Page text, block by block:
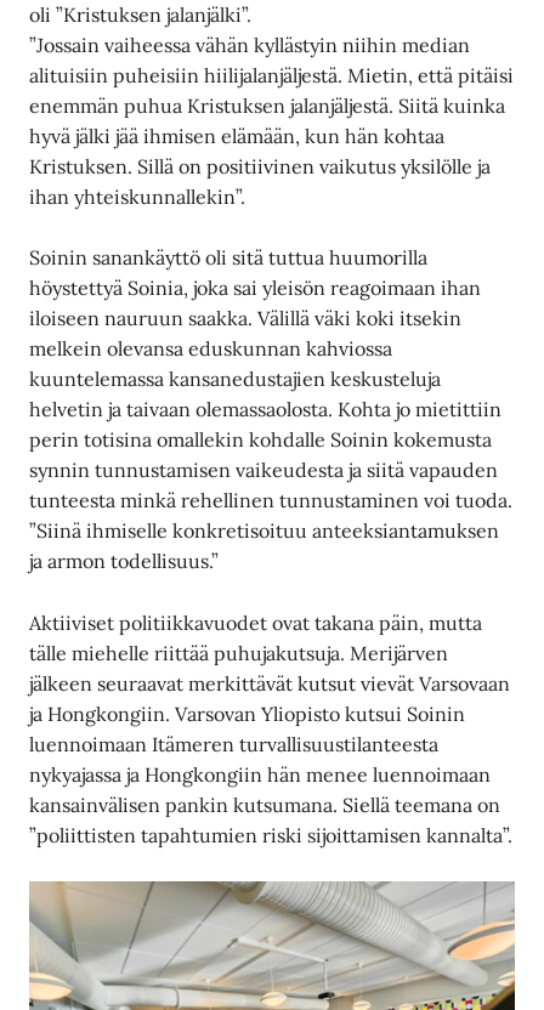
oli ”Kristuksen jalanjälki”.
”Jossain vaiheessa vähän kyllästyin niihin median
alituisiin puheisiin hiilijalanjäljestä. Mietin, että pitäisi
enemmän puhua Kristuksen jalanjäljestä. Siitä kuinka
hyvä jälki jää ihmisen elämään, kun hän kohtaa
Kristuksen. Sillä on positiivinen vaikutus yksilölle ja
ihan yhteiskunnallekin”.
Soinin sanankäyttö oli sitä tuttua huumorilla
höystettyä Soinia, joka sai yleisön reagoimaan ihan
iloiseen nauruun saakka. Välillä väki koki itsekin
melkein olevansa eduskunnan kahviossa
kuuntelemassa kansanedustajien keskusteluja
helvetin ja taivaan olemassaolosta. Kohta jo mietittiin
perin totisina omallekin kohdalle Soinin kokemusta
synnin tunnustamisen vaikeudesta ja siitä vapauden
tunteesta minkä rehellinen tunnustaminen voi tuoda.
”Siinä ihmiselle konkretisoituu anteeksiantamuksen
ja armon todellisuus.”
Aktiiviset politiikkavuodet ovat takana päin, mutta
tälle miehelle riittää puhujakutsuja. Merijärven
jälkeen seuraavat merkittävät kutsut vievät Varsovaan
ja Hongkongiin. Varsovan Yliopisto kutsui Soinin
luennoimaan Itämeren turvallisuustilanteesta
nykyajassa ja Hongkongiin hän menee luennoimaan
kansainvälisen pankin kutsumana. Siellä teemana on
”poliittisten tapahtumien riski sijoittamisen kannalta”.